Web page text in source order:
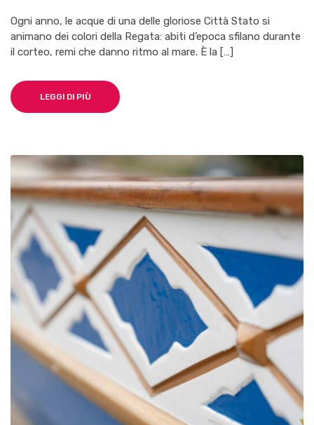
TRADIZIONE,
STORIA,
PASSIONE
Ogni anno, le acque di una delle gloriose Città Stato si
animano dei colori della Regata: abiti d’epoca sfilano durante
il corteo, remi che danno ritmo al mare. È la […]
LEGGI DI PIÙ